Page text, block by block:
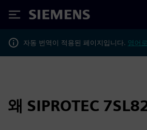
Siemens
자동 번역이 적용된 페이지입니다. 영어
왜 SIPROTEC